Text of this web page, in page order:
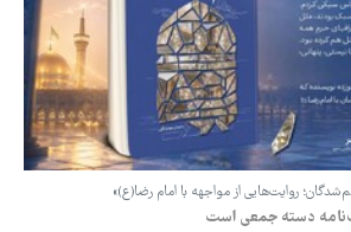
روایت‌هایی از مواجهه با امام رضا(ع)»
دسته جمعی است